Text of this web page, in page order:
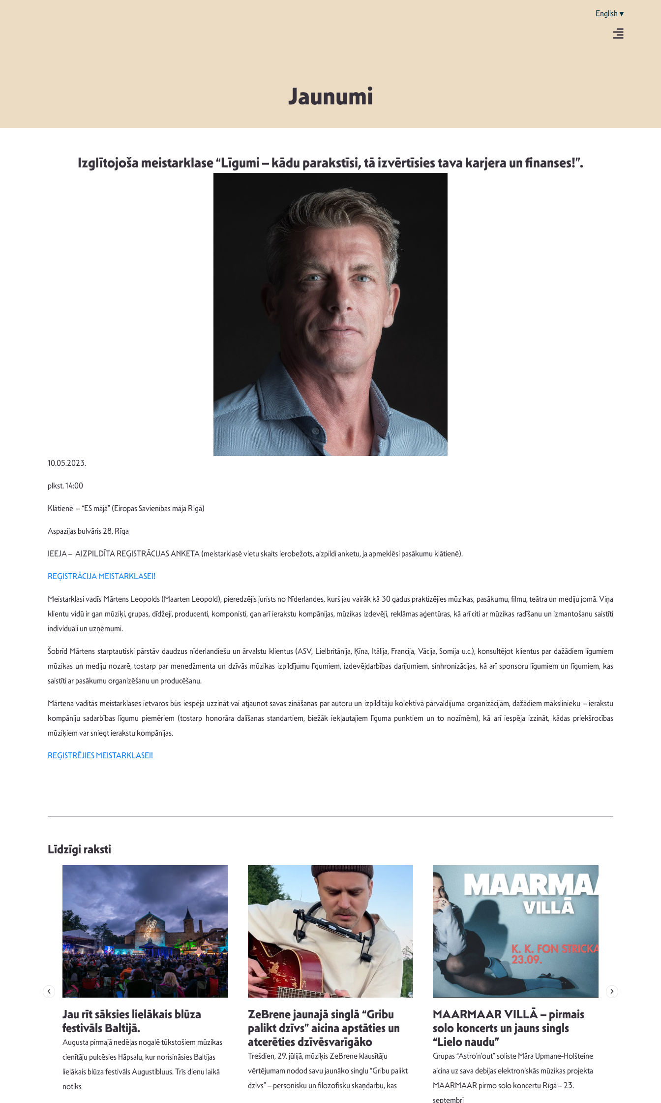
English▼
Jaunumi
Izglītojoša meistarklase “Līgumi – kādu parakstīsi, tā izvērtīsies tava karjera un finanses!”.
10.05.2023.
plkst. 14:00
Klātienē – “ES mājā” (Eiropas Savienības māja Rīgā)
Aspazijas bulvāris 28, Rīga
IEEJA – AIZPILDĪTA REĢISTRĀCIJAS ANKETA (meistarklasē vietu skaits ierobežots, aizpildi anketu, ja apmeklēsi pasākumu klātienē).
REĢISTRĀCIJA MEISTARKLASEI!
Meistarklasi vadīs Mārtens Leopolds (Maarten Leopold), pieredzējis jurists no Nīderlandes, kurš jau vairāk kā 30 gadus praktizējies mūzikas, pasākumu, filmu, teātra un mediju jomā. Viņa
klientu vidū ir gan mūziķi, grupas, dīdžeji, producenti, komponisti, gan arī ierakstu kompānijas, mūzikas izdevēji, reklāmas aģentūras, kā arī citi ar mūzikas radīšanu un izmantošanu saistīti
individuāli un uzņēmumi.
Šobrīd Mārtens starptautiski pārstāv daudzus nīderlandiešu un ārvalstu klientus (ASV, Lielbritānija, Ķīna, Itālija, Francija, Vācija, Somija u.c.), konsultējot klientus par dažādiem līgumiem
mūzikas un mediju nozarē, tostarp par menedžmenta un dzīvās mūzikas izpildījumu līgumiem, izdevējdarbības darījumiem, sinhronizācijas, kā arī sponsoru līgumiem un līgumiem, kas
saistīti ar pasākumu organizēšanu un producēšanu.
Mārtena vadītās meistarklases ietvaros būs iespēja uzzināt vai atjaunot savas zināšanas par autoru un izpildītāju kolektīvā pārvaldījuma organizācijām, dažādiem mākslinieku – ierakstu
kompāniju sadarbības līgumu piemēriem (tostarp honorāra dalīšanas standartiem, biežāk iekļautajiem līguma punktiem un to nozīmēm), kā arī iespēja izzināt, kādas priekšrocības
mūziķiem var sniegt ierakstu kompānijas.
REĢISTRĒJIES MEISTARKLASEI!
Līdzīgi raksti
Jau rīt sāksies lielākais blūza
festivāls Baltijā.
Augusta pirmajā nedēļas nogalē tūkstošiem mūzikas
cienītāju pulcēsies Hāpsalu, kur norisināsies Baltijas
lielākais blūza festivāls Augustibluus. Trīs dienu laikā
notiks
ZeBrene jaunajā singlā “Gribu
palikt dzīvs” aicina apstāties un
atcerēties dzīvēsvarīgāko
Trešdien, 29. jūlijā, mūziķis ZeBrene klausītāju
vērtējumam nodod savu jaunāko singlu “Gribu palikt
dzīvs” – personisku un filozofisku skaņdarbu, kas
MAARMAAR VILLĀ – pirmais
solo koncerts un jauns singls
“Lielo naudu”
Grupas “Astro’n’out” soliste Māra Upmane-Holšteine
aicina uz sava debijas elektroniskās mūzikas projekta
MAARMAAR pirmo solo koncertu Rīgā – 23.
septembrī